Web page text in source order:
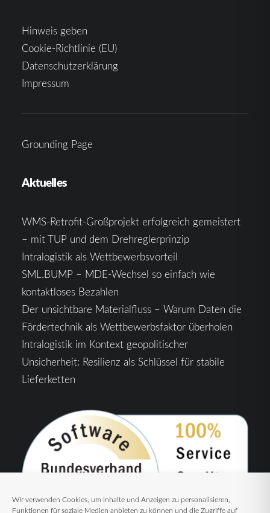
Wir verwenden Cookies, um Inhalte und Anzeigen zu personalisieren,
Funktionen für soziale Medien anbieten zu können und die Zugriffe auf
Hinweis geben
Cookie-Richtlinie (EU)
Datenschutzerklärung
Impressum
Grounding Page
Aktuelles
WMS-Retrofit-Großprojekt erfolgreich gemeistert
– mit TUP und dem Drehreglerprinzip
Intralogistik als Wettbewerbsvorteil
SML.BUMP – MDE-Wechsel so einfach wie
kontaktloses Bezahlen
Der unsichtbare Materialfluss – Warum Daten die
Fördertechnik als Wettbewerbsfaktor überholen
Intralogistik im Kontext geopolitischer
Unsicherheit: Resilienz als Schlüssel für stabile
Lieferketten